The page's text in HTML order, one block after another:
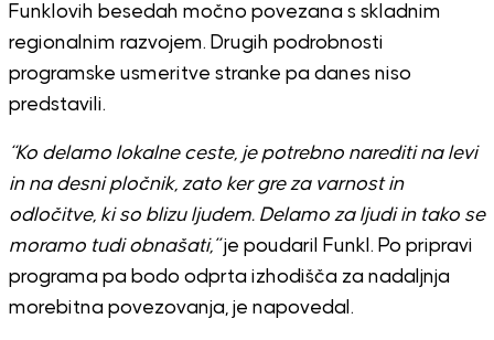
Funklovih besedah močno povezana s skladnim
regionalnim razvojem. Drugih podrobnosti
programske usmeritve stranke pa danes niso
predstavili.
“Ko delamo lokalne ceste, je potrebno narediti na levi
in na desni pločnik, zato ker gre za varnost in
odločitve, ki so blizu ljudem. Delamo za ljudi in tako se
moramo tudi obnašati,”je poudaril Funkl. Po pripravi
programa pa bodo odprta izhodišča za nadaljnja
morebitna povezovanja, je napovedal.